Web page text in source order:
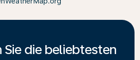
Sie die beliebtesten